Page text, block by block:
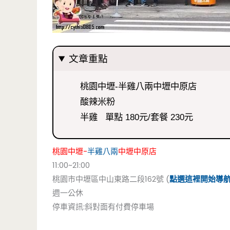
文章重點
桃園中壢-半雞八兩中壢中原店
酸辣米粉
半雞 單點 180元/套餐 230元
桃園中壢-半雞八兩中壢中原店
11:00~21:00
桃園市中壢區中山東路二段162號 (點選這裡開始導
週一公休
停車資訊:斜對面有付費停車場